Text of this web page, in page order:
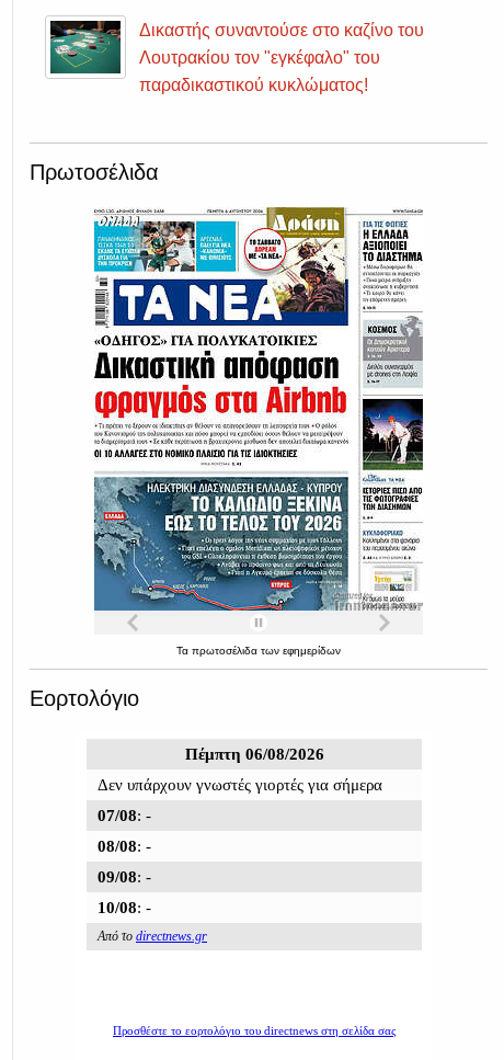
Δικαστής συναντούσε στο καζίνο του
Λουτρακίου τον "εγκέφαλο" του
παραδικαστικού κυκλώματος!
Πρωτοσέλιδα
Τα πρωτοσέλιδα των εφημερίδων
Εορτολόγιο